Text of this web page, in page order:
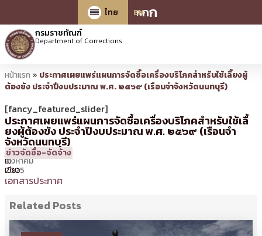
กกก
ไทย
EN
กรมราชทัณฑ์
Department of Corrections
หน้าแรก » ประกาศเผยแพร่แผนการจัดซื้อเครื่องบริโภคสำหรับใช้เลื้ยงผู้
ต้องขัง ประจำปีงบประมาณ พ.ศ. ๒๕๖๙ (เรือนจำจังหวัดนนทบุรี)
[fancy_featured_slider]
ประกาศเผยแพร่แผนการจัดซื้อเครื่องบริโภคสำหรับใช้เลื้
ยงผู้ต้องขัง ประจำปีงบประมาณ พ.ศ. ๒๕๖๙ (เรือนจำ
จังหวัดนนทบุรี)
21
สิงหาคม
2025
14:27 น.
โดย
วีระ
ไม้
เขียว
ข่าวจัดซื้อ-จัดจ้าง
เอกสารประกาศ
Related Posts